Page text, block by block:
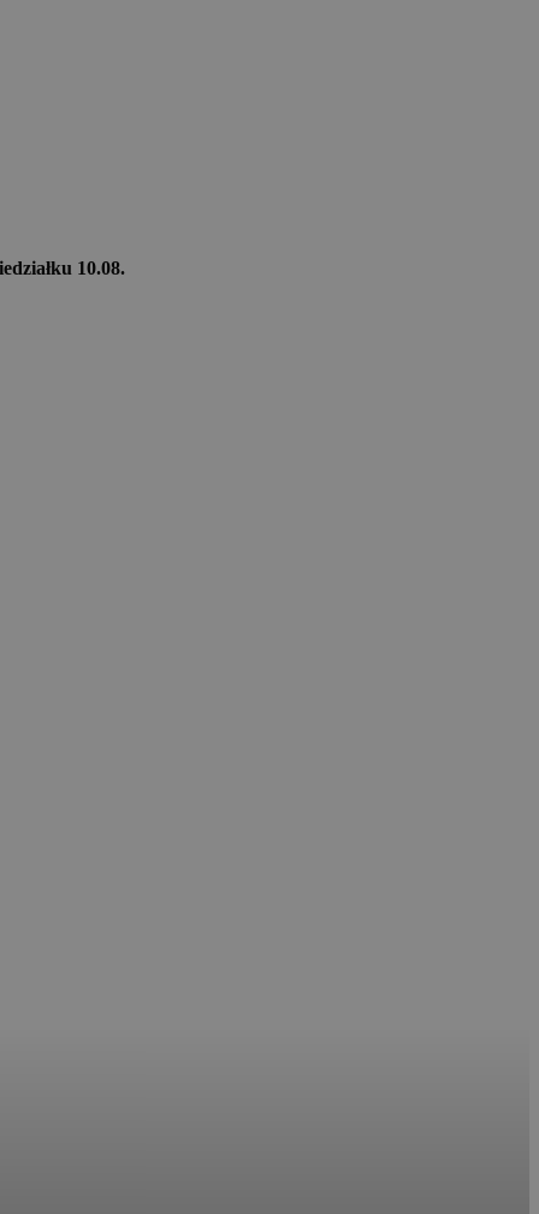
10.08.